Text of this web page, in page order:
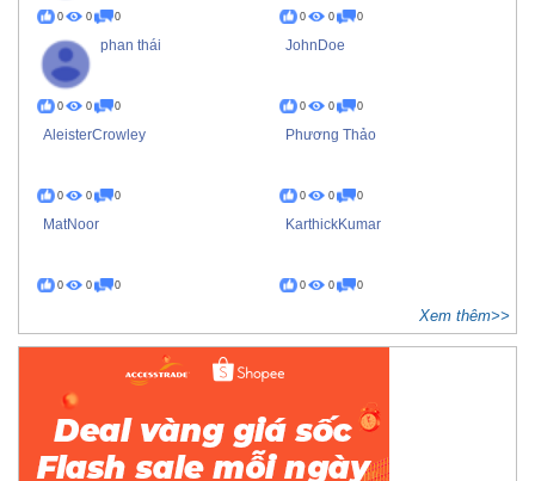
0 0 0 0 0 0
phan thái
0 0 0
JohnDoe
0 0 0
AleisterCrowley
0 0 0
Phương Thảo
0 0 0
MatNoor
0 0 0
KarthickKumar
0 0 0
Xem thêm>>